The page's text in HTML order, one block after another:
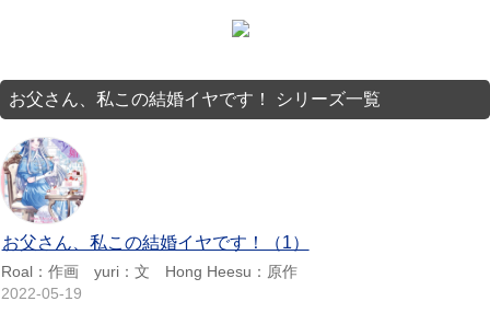
お父さん、私この結婚イヤです！ シリーズ一覧
お父さん、私この結婚イヤです！（1）
Roal：作画 yuri：文 Hong Heesu：原作
2022-05-19